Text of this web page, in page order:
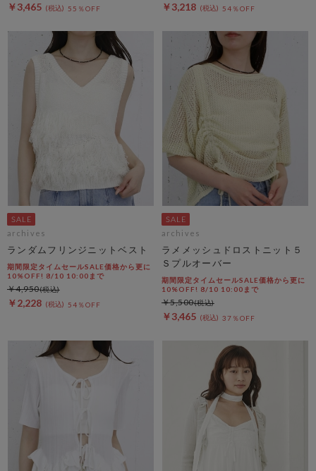
￥3,465 55％OFF ￥3,218 54％OFF
archives
ランダムフリンジニットベスト
期間限定タイムセールSALE価格から更に
10%OFF! 8/10 10:00まで
￥2,228 54％OFF
￥4,950
archives
ラメメッシュドロストニット５
Ｓプルオーバー
期間限定タイムセールSALE価格から更に
10%OFF! 8/10 10:00まで
￥3,465 37％OFF
￥5,500